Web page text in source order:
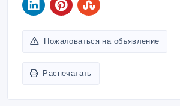
Пожаловаться на объявление
Распечатать